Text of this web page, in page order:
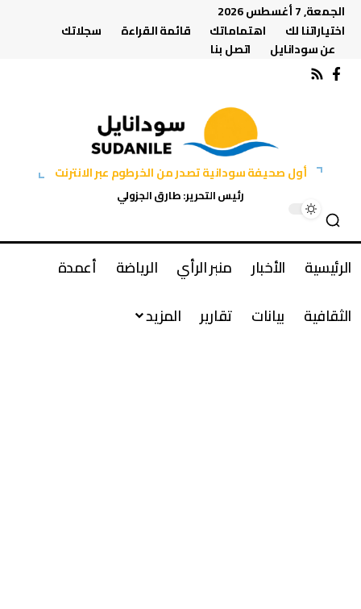
الجمعة, 7 أغسطس 2026
اختياراتنا لك
اهتماماتك قائمة القراءة
سجلاتك
عن سودانايل
اتصل بنا
أول صحيفة سودانية تصدر من الخرطوم عبر الانترنت
رئيس التحرير: طارق الجزولي
الرئيسية الأخبار منبر الرأي الرياضة
أعمدة
الثقافية
بيانات تقارير المزيد